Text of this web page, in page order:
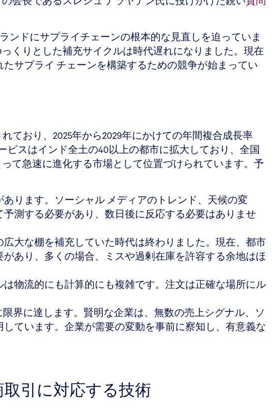
ンドにサプライチェーンの根本的な見直しを迫っていま
くりとした補充サイクルは時代遅れになりました。現在
サプライ チェーンを構築するための競争が始まってい
ており、2025年から2029年にかけての年間複合成長率
ビスはインド全土の40以上の都市に拡大しており、全国
て急速に進化する市場として位置づけられています。予
ります。ソーシャル メディアのトレンド、天候の変
測する必要があり、数日後に反応する必要はありませ
大な棚を補充していた時代は終わりました。現在、都市
あり、多くの場合、ミスや過剰在庫を許容する余地はほ
物流的にも計算的にも複雑です。注文は正確な場所にル
界に達します。賢明な企業は、無数の売上シグナル、ソ
ています。企業が需要の変動を事前に察知し、有意義な
引に対応する技術